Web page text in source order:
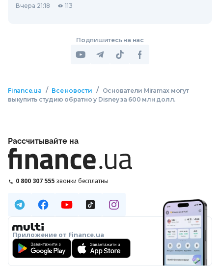
Вчера 21:18 113
Подпишитесь на нас
Finance.ua / Все новости /
Основатели Miramax могут
выкупить студию обратно у Disney за 600 млн долл.
Рассчитывайте на
0 800 307 555 звонки бесплатны
Приложение от Finance.ua